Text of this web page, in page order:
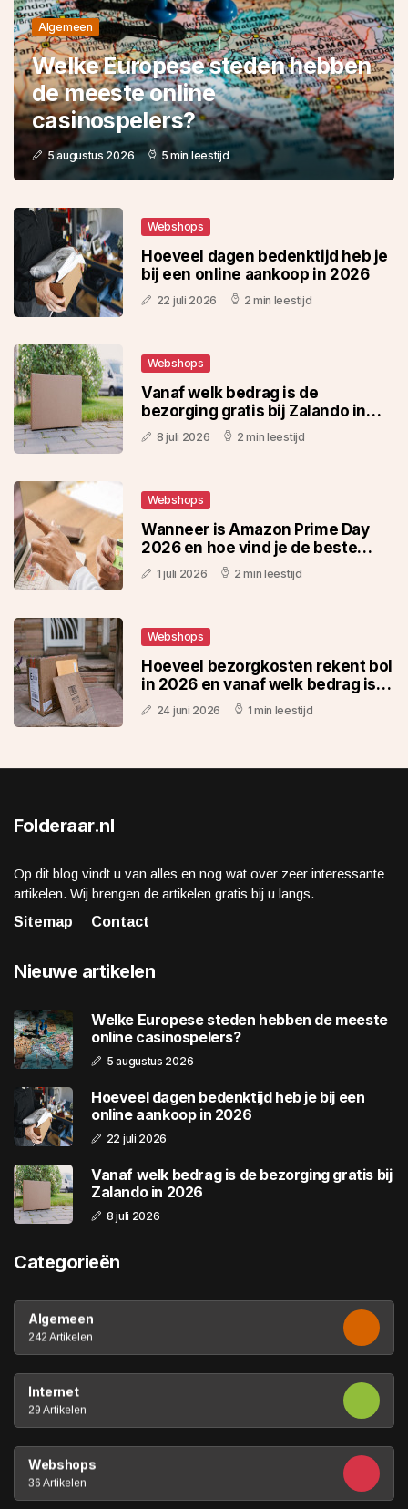
Algemeen
Welke Europese steden hebben
de meeste online
casinospelers?
5 augustus 2026 5 min leestijd
Webshops
Hoeveel dagen bedenktijd heb je
bij een online aankoop in 2026
22 juli 2026 2 min leestijd
Webshops
Vanaf welk bedrag is de
bezorging gratis bij Zalando in
2026
8 juli 2026 2 min leestijd
Webshops
Wanneer is Amazon Prime Day
2026 en hoe vind je de beste
deals
1 juli 2026 2 min leestijd
Webshops
Hoeveel bezorgkosten rekent bol
in 2026 en vanaf welk bedrag is
het gratis
24 juni 2026 1 min leestijd
Folderaar.nl
Op dit blog vindt u van alles en nog wat over zeer interessante
artikelen. Wij brengen de artikelen gratis bij u langs.
Sitemap
Contact
Nieuwe artikelen
Welke Europese steden hebben de meeste
online casinospelers?
5 augustus 2026
Hoeveel dagen bedenktijd heb je bij een
online aankoop in 2026
22 juli 2026
Vanaf welk bedrag is de bezorging gratis bij
Zalando in 2026
8 juli 2026
Categorieën
Algemeen
242 Artikelen
Internet
29 Artikelen
Webshops
36 Artikelen